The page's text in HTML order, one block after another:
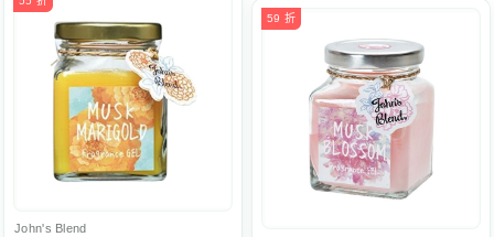
John's Blend
59 折